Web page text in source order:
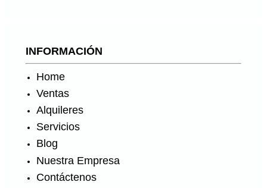
INFORMACIÓN
Home
Ventas
Alquileres
Servicios
Blog
Nuestra Empresa
Contáctenos